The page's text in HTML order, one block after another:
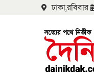
ঢাকা,রবিবার